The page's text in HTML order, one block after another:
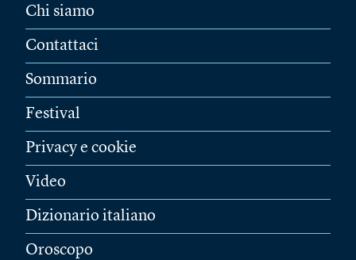
Chi siamo
Contattaci
Sommario
Festival
Privacy e cookie
Video
Dizionario italiano
Oroscopo